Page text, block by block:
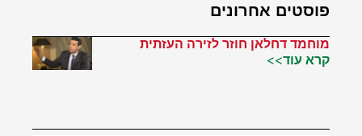
פוסטים אחרונים
מוחמד דחלאן חוזר לזירה העזתית
קרא עוד>>